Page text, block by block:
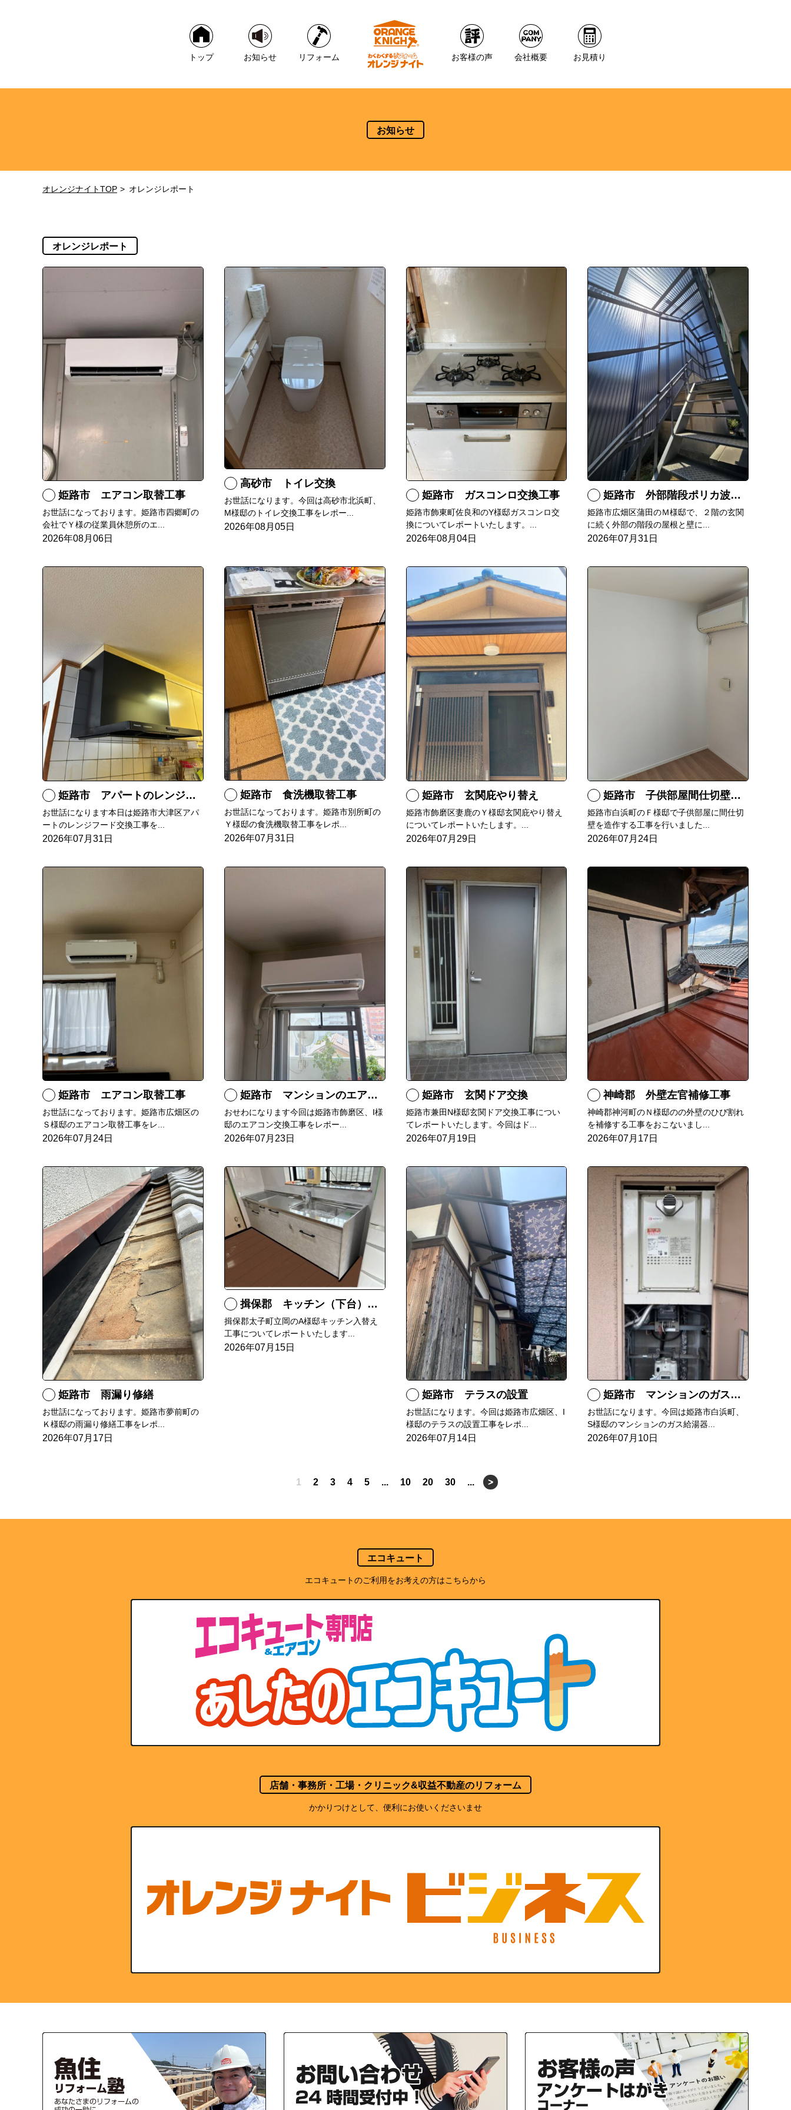
トップ お知らせ リフォーム お客様の声 会社概要 お見積り
お知らせ
オレンジナイトTOP オレンジレポート
オレンジレポート
姫路市 エアコン取替工事
お世話になっております。姫路市四郷町の
会社でＹ様の従業員休憩所のエ...
2026年08月06日
高砂市 トイレ交換
お世話になります。今回は高砂市北浜町、
M様邸のトイレ交換工事をレポー...
2026年08月05日
姫路市 ガスコンロ交換工事
姫路市飾東町佐良和のY様邸ガスコンロ交
換についてレポートいたします。...
2026年08月04日
姫路市 外部階段ポリカ波板張替工事
姫路市広畑区蒲田のＭ様邸で、２階の玄関
に続く外部の階段の屋根と壁に...
2026年07月31日
姫路市 アパートのレンジフード交換
お世話になります本日は姫路市大津区アパ
ートのレンジフード交換工事を...
2026年07月31日
姫路市 食洗機取替工事
お世話になっております。姫路市別所町の
Ｙ様邸の食洗機取替工事をレポ...
2026年07月31日
姫路市 玄関庇やり替え
姫路市飾磨区妻鹿のＹ様邸玄関庇やり替え
についてレポートいたします。...
2026年07月29日
姫路市 子供部屋間仕切壁造作
姫路市白浜町のＦ様邸で子供部屋に間仕切
壁を造作する工事を行いました...
2026年07月24日
姫路市 エアコン取替工事
お世話になっております。姫路市広畑区の
Ｓ様邸のエアコン取替工事をレ...
2026年07月24日
姫路市 マンションのエアコンをダイキンRXへ交換
おせわになります今回は姫路市飾磨区、I様
邸のエアコン交換工事をレポー...
2026年07月23日
姫路市 玄関ドア交換
姫路市兼田N様邸玄関ドア交換工事につい
てレポートいたします。今回はド...
2026年07月19日
神崎郡 外壁左官補修工事
神崎郡神河町のＮ様邸のの外壁のひび割れ
を補修する工事をおこないまし...
2026年07月17日
姫路市 雨漏り修繕
お世話になっております。姫路市夢前町の
Ｋ様邸の雨漏り修繕工事をレポ...
2026年07月17日
揖保郡 キッチン（下台）交換
揖保郡太子町立岡のA様邸キッチン入替え
工事についてレポートいたします...
2026年07月15日
姫路市 テラスの設置
お世話になります。今回は姫路市広畑区、I
様邸のテラスの設置工事をレポ...
2026年07月14日
姫路市 マンションのガス給湯器の交換
お世話になります。今回は姫路市白浜町、
S様邸のマンションのガス給湯器...
2026年07月10日
1 2 3 4 5 ... 10 20 30 ... >
エコキュート
エコキュートのご利用をお考えの方はこちらから
店舗・事務所・工場・クリニック&収益不動産のリフォーム
かかりつけとして、便利にお使いくださいませ